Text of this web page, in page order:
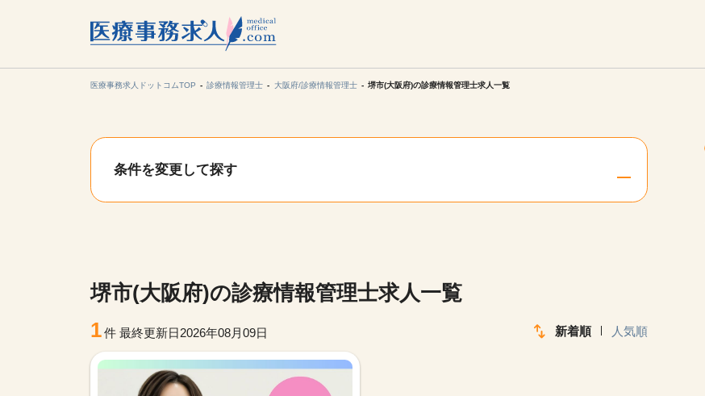
医療事務求人ドットコムTOP 診療情報管理士 大阪府/診療情報管理士 堺市(大阪府)の診療情報管理士求人一覧
条件を変更して探す
堺市(大阪府)の診療情報管理士求人一覧
1件 最終更新日2026年08月09日 新着順 人気順